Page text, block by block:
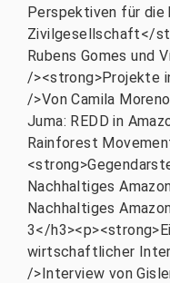
Perspektiven für die
Zivilgesellschaft</
Rubens Gomes und
/><strong>Projekte
/>Von Camila
Juma: REDD in
Rainforest
Nachhaltiges
Nachhaltiges
3</
wirtschaftlicher
/>Interview von